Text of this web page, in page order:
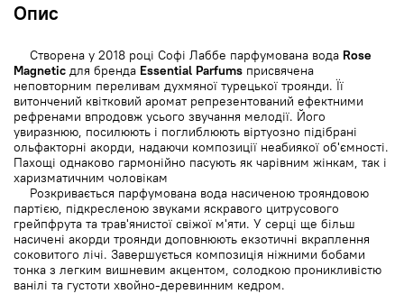
Опис
Створена у 2018 році Софі Лаббе парфумована вода Rose
Magnetic для бренда Essential Parfums присвячена
неповторним переливам духмяної турецької троянди. Її
витончений квітковий аромат репрезентований ефектними
рефренами впродовж усього звучання мелодії. Його
увиразнюю, посилюють і поглиблюють віртуозно підібрані
ольфакторні акорди, надаючи композиції неабиякої об'ємності.
Пахощі однаково гармонійно пасують як чарівним жінкам, так і
харизматичним чоловікам
Розкривається парфумована вода насиченою трояндовою
партією, підкресленою звуками яскравого цитрусового
грейпфрута та трав'янистої свіжої м'яти. У серці ще більш
насичені акорди троянди доповнюють екзотичні вкраплення
соковитого лічі. Завершується композиція ніжними бобами
тонка з легким вишневим акцентом, солодкою проникливістю
ванілі та густоти хвойно-деревинним кедром.